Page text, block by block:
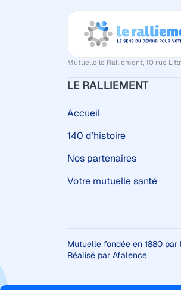
Mutuelle le Ralliement, 10 rue
LE RALLIEMENT
Accueil
140 d’histoire
Nos partenaires
Votre mutuelle santé
Mutuelle fondée en 1880
Réalisé par Afalence